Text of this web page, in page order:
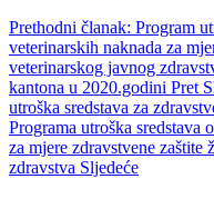
Prethodni članak: Program
veterinarskih naknada za
veterinarskog javnog
kantona u 2020.godini Pret
utroška sredstava za
Programa utroška sredstava
za mjere zdravstvene
zdravstva Sljedeće